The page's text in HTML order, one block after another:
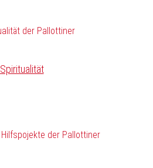
Spiritualität